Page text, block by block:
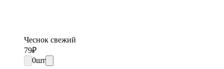
Чеснок свежий
79₽
0шт